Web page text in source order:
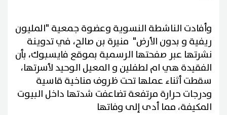
وأفادت الناشطة النسوية وعضوة جمعية "المليون
ريفية و بدون الأرض" منيرة بن صالح، في تدوينة
نشرتها عبر صفحتها الرسمية بموقع فايسبوك، بأن
الفقيدة هي ام لطفلين و المعيل الوحيد لأسرتها،
سقطت أثناء عملها تحت ظروف مناخية قاسية
ودرجات حرارة مرتفعة تضاعفت شدتها داخل البيوت
المكيفة، مما أدى إلى وفاتها